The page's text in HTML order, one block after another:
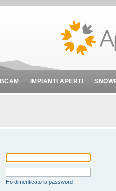
IMPIANTI APERTI
Ho dimenticato la password